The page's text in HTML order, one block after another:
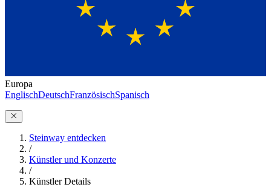
Europa
EnglischDeutschFranzösischSpanisch
Steinway entdecken
/
Künstler und Konzerte
/
Künstler Details